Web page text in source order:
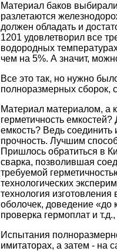
Материал баков
разлетаются
должен обладать и
1201 удовлетворил все
водородных
чем на 5%. А значит,
Все это так, но нужно
полноразмерных сборок,
Материал материалом, а
герметичность
емкость? Ведь соединить
прочность. Лучшим
Пришлось обратиться в
сварка, позволившая
требуемой
технологических
технология
оболочек, доведение «до
проверка гермоплат и т.д.,
Испытания
имитаторах, а затем - на